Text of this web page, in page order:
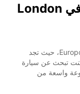
تأجير السيارات والشاحنات في London
مرحبًا بك في Europcar London Heathrow Airport، حيث تجد
تبحث عن سيارة
واسعة من